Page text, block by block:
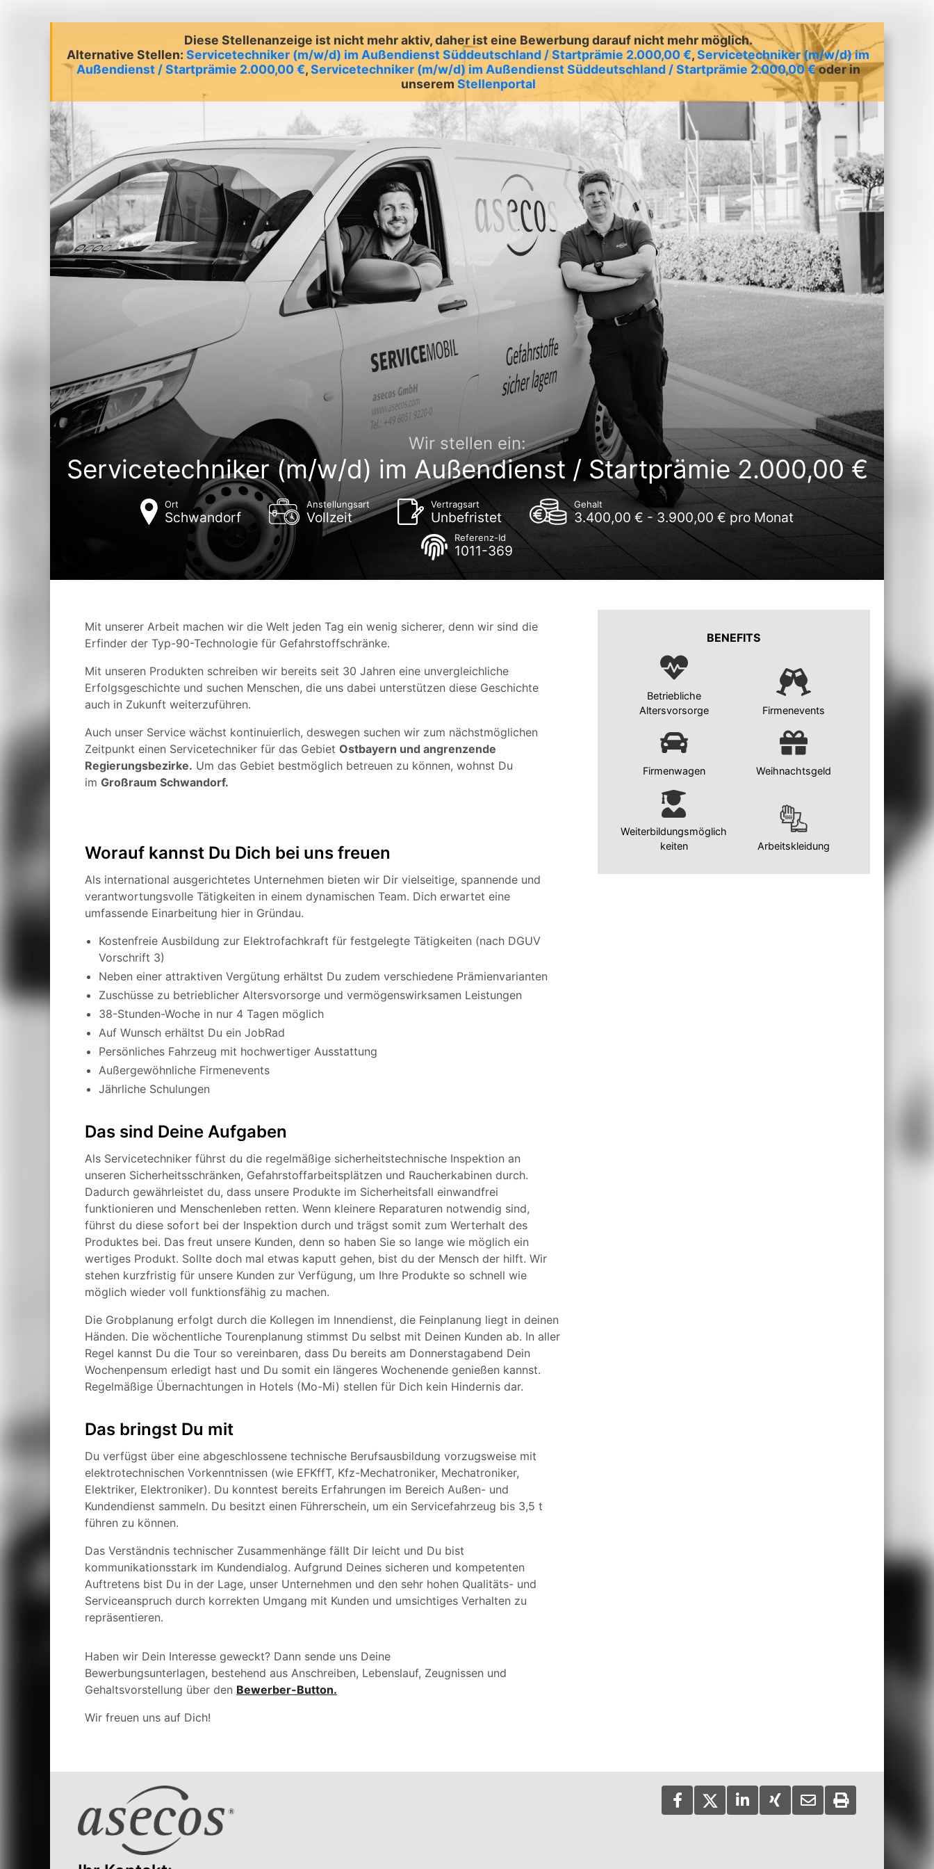
Diese Stellenanzeige ist nicht mehr aktiv, daher ist eine Bewerbung darauf nicht mehr möglich.
Alternative Stellen: Servicetechniker (m/w/d) im Außendienst Süddeutschland / Startprämie 2.000,00 €,Servicetechniker (m/w/d) im
Außendienst / Startprämie 2.000,00 €,Servicetechniker (m/w/d) im Außendienst Süddeutschland / Startprämie 2.000,00 €oder in
unserem Stellenportal
Wir stellen ein:
Servicetechniker (m/w/d) im Außendienst / Startprämie 2.000,00 €
Ort
Schwandorf
Anstellungsart
Vollzeit
Vertragsart
Unbefristet
Gehalt
3.400,00 € - 3.900,00 € pro Monat
Referenz-Id
1011-369
Mit unserer Arbeit machen wir die Welt jeden Tag ein wenig sicherer, denn wir sind die
Erfinder der Typ-90-Technologie für Gefahrstoffschränke.
Mit unseren Produkten schreiben wir bereits seit 30 Jahren eine unvergleichliche
Erfolgsgeschichte und suchen Menschen, die uns dabei unterstützen diese Geschichte
auch in Zukunft weiterzuführen.
Auch unser Service wächst kontinuierlich, deswegen suchen wir zum nächstmöglichen
Zeitpunkt einen Servicetechniker für das Gebiet Ostbayern und angrenzende
Regierungsbezirke. Um das Gebiet bestmöglich betreuen zu können, wohnst Du
im Großraum Schwandorf.
Worauf kannst Du Dich bei uns freuen
Als international ausgerichtetes Unternehmen bieten wir Dir vielseitige, spannende und
verantwortungsvolle Tätigkeiten in einem dynamischen Team. Dich erwartet eine
umfassende Einarbeitung hier in Gründau.
Kostenfreie Ausbildung zur Elektrofachkraft für festgelegte Tätigkeiten (nach DGUV
Vorschrift 3)
Neben einer attraktiven Vergütung erhältst Du zudem verschiedene Prämienvarianten
Zuschüsse zu betrieblicher Altersvorsorge und vermögenswirksamen Leistungen
38-Stunden-Woche in nur 4 Tagen möglich
Auf Wunsch erhältst Du ein JobRad
Persönliches Fahrzeug mit hochwertiger Ausstattung
Außergewöhnliche Firmenevents
Jährliche Schulungen
Das sind Deine Aufgaben
Als Servicetechniker führst du die regelmäßige sicherheitstechnische Inspektion an
unseren Sicherheitsschränken, Gefahrstoffarbeitsplätzen und Raucherkabinen durch.
Dadurch gewährleistet du, dass unsere Produkte im Sicherheitsfall einwandfrei
funktionieren und Menschenleben retten. Wenn kleinere Reparaturen notwendig sind,
führst du diese sofort bei der Inspektion durch und trägst somit zum Werterhalt des
Produktes bei. Das freut unsere Kunden, denn so haben Sie so lange wie möglich ein
wertiges Produkt. Sollte doch mal etwas kaputt gehen, bist du der Mensch der hilft. Wir
stehen kurzfristig für unsere Kunden zur Verfügung, um Ihre Produkte so schnell wie
möglich wieder voll funktionsfähig zu machen.
Die Grobplanung erfolgt durch die Kollegen im Innendienst, die Feinplanung liegt in deinen
Händen. Die wöchentliche Tourenplanung stimmst Du selbst mit Deinen Kunden ab. In aller
Regel kannst Du die Tour so vereinbaren, dass Du bereits am Donnerstagabend Dein
Wochenpensum erledigt hast und Du somit ein längeres Wochenende genießen kannst.
Regelmäßige Übernachtungen in Hotels (Mo-Mi) stellen für Dich kein Hindernis dar.
Das bringst Du mit
Du verfügst über eine abgeschlossene technische Berufsausbildung vorzugsweise mit
elektrotechnischen Vorkenntnissen (wie EFKffT, Kfz-Mechatroniker, Mechatroniker,
Elektriker, Elektroniker). Du konntest bereits Erfahrungen im Bereich Außen- und
Kundendienst sammeln. Du besitzt einen Führerschein, um ein Servicefahrzeug bis 3,5 t
führen zu können.
Das Verständnis technischer Zusammenhänge fällt Dir leicht und Du bist
kommunikationsstark im Kundendialog. Aufgrund Deines sicheren und kompetenten
Auftretens bist Du in der Lage, unser Unternehmen und den sehr hohen Qualitäts- und
Serviceanspruch durch korrekten Umgang mit Kunden und umsichtiges Verhalten zu
repräsentieren.
Haben wir Dein Interesse geweckt? Dann sende uns Deine
Bewerbungsunterlagen, bestehend aus Anschreiben, Lebenslauf, Zeugnissen und
Gehaltsvorstellung über den Bewerber-Button.
Wir freuen uns auf Dich!
BENEFITS
Betriebliche
Altersvorsorge
Firmenevents
Firmenwagen Weihnachtsgeld
Weiterbildungsmöglich
keiten
Arbeitskleidung